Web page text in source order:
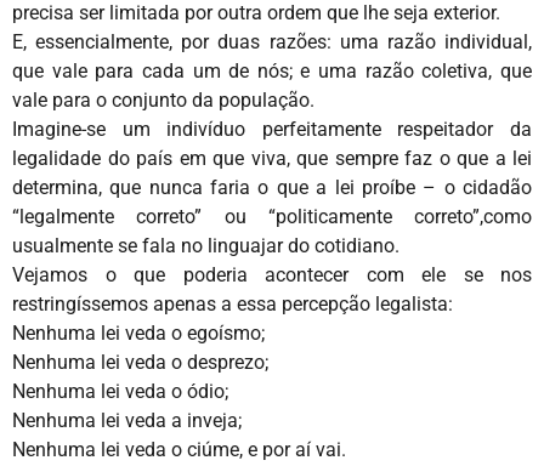
precisa ser limitada por outra ordem que lhe seja exterior.
E, essencialmente, por duas razões: uma razão individual,
que vale para cada um de nós; e uma razão coletiva, que
vale para o conjunto da população.
Imagine-se um indivíduo perfeitamente respeitador da
legalidade do país em que viva, que sempre faz o que a lei
determina, que nunca faria o que a lei proíbe – o cidadão
“legalmente correto” ou “politicamente correto”,como
usualmente se fala no linguajar do cotidiano.
Vejamos o que poderia acontecer com ele se nos
restringíssemos apenas a essa percepção legalista:
Nenhuma lei veda o egoísmo;
Nenhuma lei veda o desprezo;
Nenhuma lei veda o ódio;
Nenhuma lei veda a inveja;
Nenhuma lei veda o ciúme, e por aí vai.